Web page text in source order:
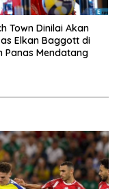
Town Dinilai Akan
Elkan Baggott di
Panas Mendatang